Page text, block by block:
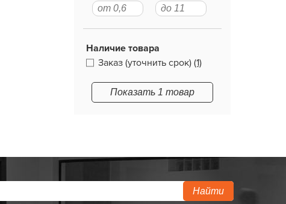
Наличие товара
Заказ (уточнить срок) (1)
Показать 1 товар
Найти